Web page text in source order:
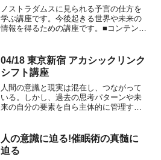
ノストラダムスに見られる予言の仕方を
学ぶ講座です。今後起きる世界や未来の
情報を得るための講座です。■コンテン
お告げとトランスの調和【参加費】３０
０,０００円【定員】...
04/18 東京新宿 アカシックリンク
シフト講座
人間の意識と現実は混在し、つながって
いる。しかし、過去の思考パターンや未
来の自分の要素を自ら主体的に管理する
る。この講座では、現在の自分とつなが
る過去と未来を再プログラム...
人の意識に迫る!催眠術の真髄に
迫る